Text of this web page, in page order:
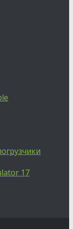
17